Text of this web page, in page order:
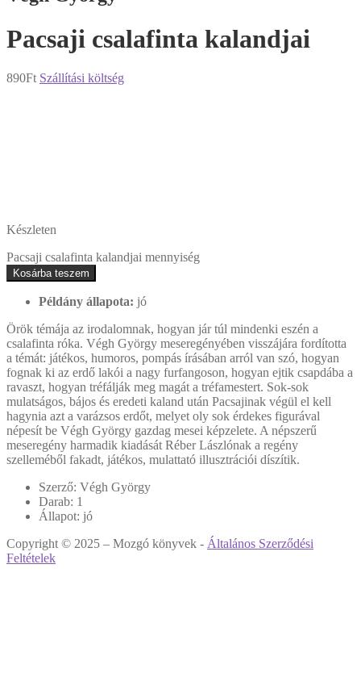
Pacsaji ​csalafinta kalandjai
890Ft Szállítási költség
Készleten
Pacsaji ​csalafinta kalandjai mennyiség
Kosárba teszem
Példány állapota: jó
Örök témája az irodalomnak, hogyan jár túl mindenki eszén a
csalafinta róka. Végh György meseregényében visszájára fordította
a témát: játékos, humoros, pompás írásában arról van szó, hogyan
fognak ki az erdő lakói a nagy furfangoson, hogyan ejtik csapdába a
ravaszt, hogyan tréfálják meg magát a tréfamestert. Sok-sok
mulatságos, bájos és eredeti kaland után Pacsajinak végül el kell
hagynia azt a varázsos erdőt, melyet oly sok érdekes figurával
népesít be Végh György gazdag mesei képzelete. A népszerű
meseregény harmadik kiadását Réber Lászlónak a regény
szelleméből fakadt, játékos, mulattató illusztrációi díszítik.
Szerző: Végh György
Darab: 1
Állapot: jó
Copyright © 2025 – Mozgó könyvek - Általános Szerződési
Feltételek